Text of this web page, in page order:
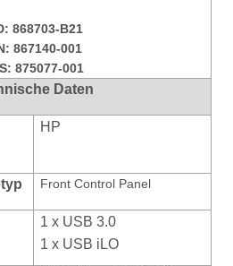
868703-B21
867140-001
875077-001
Daten
HP
Front Control Panel
1 x USB 3.0
1 x USB iLO